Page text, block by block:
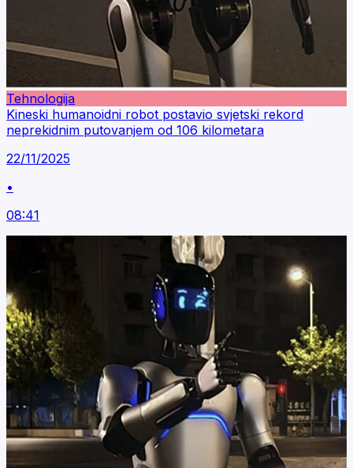
Tehnologija
Kineski humanoidni robot postavio svjetski rekord
neprekidnim putovanjem od 106 kilometara
22/11/2025
•
08:41